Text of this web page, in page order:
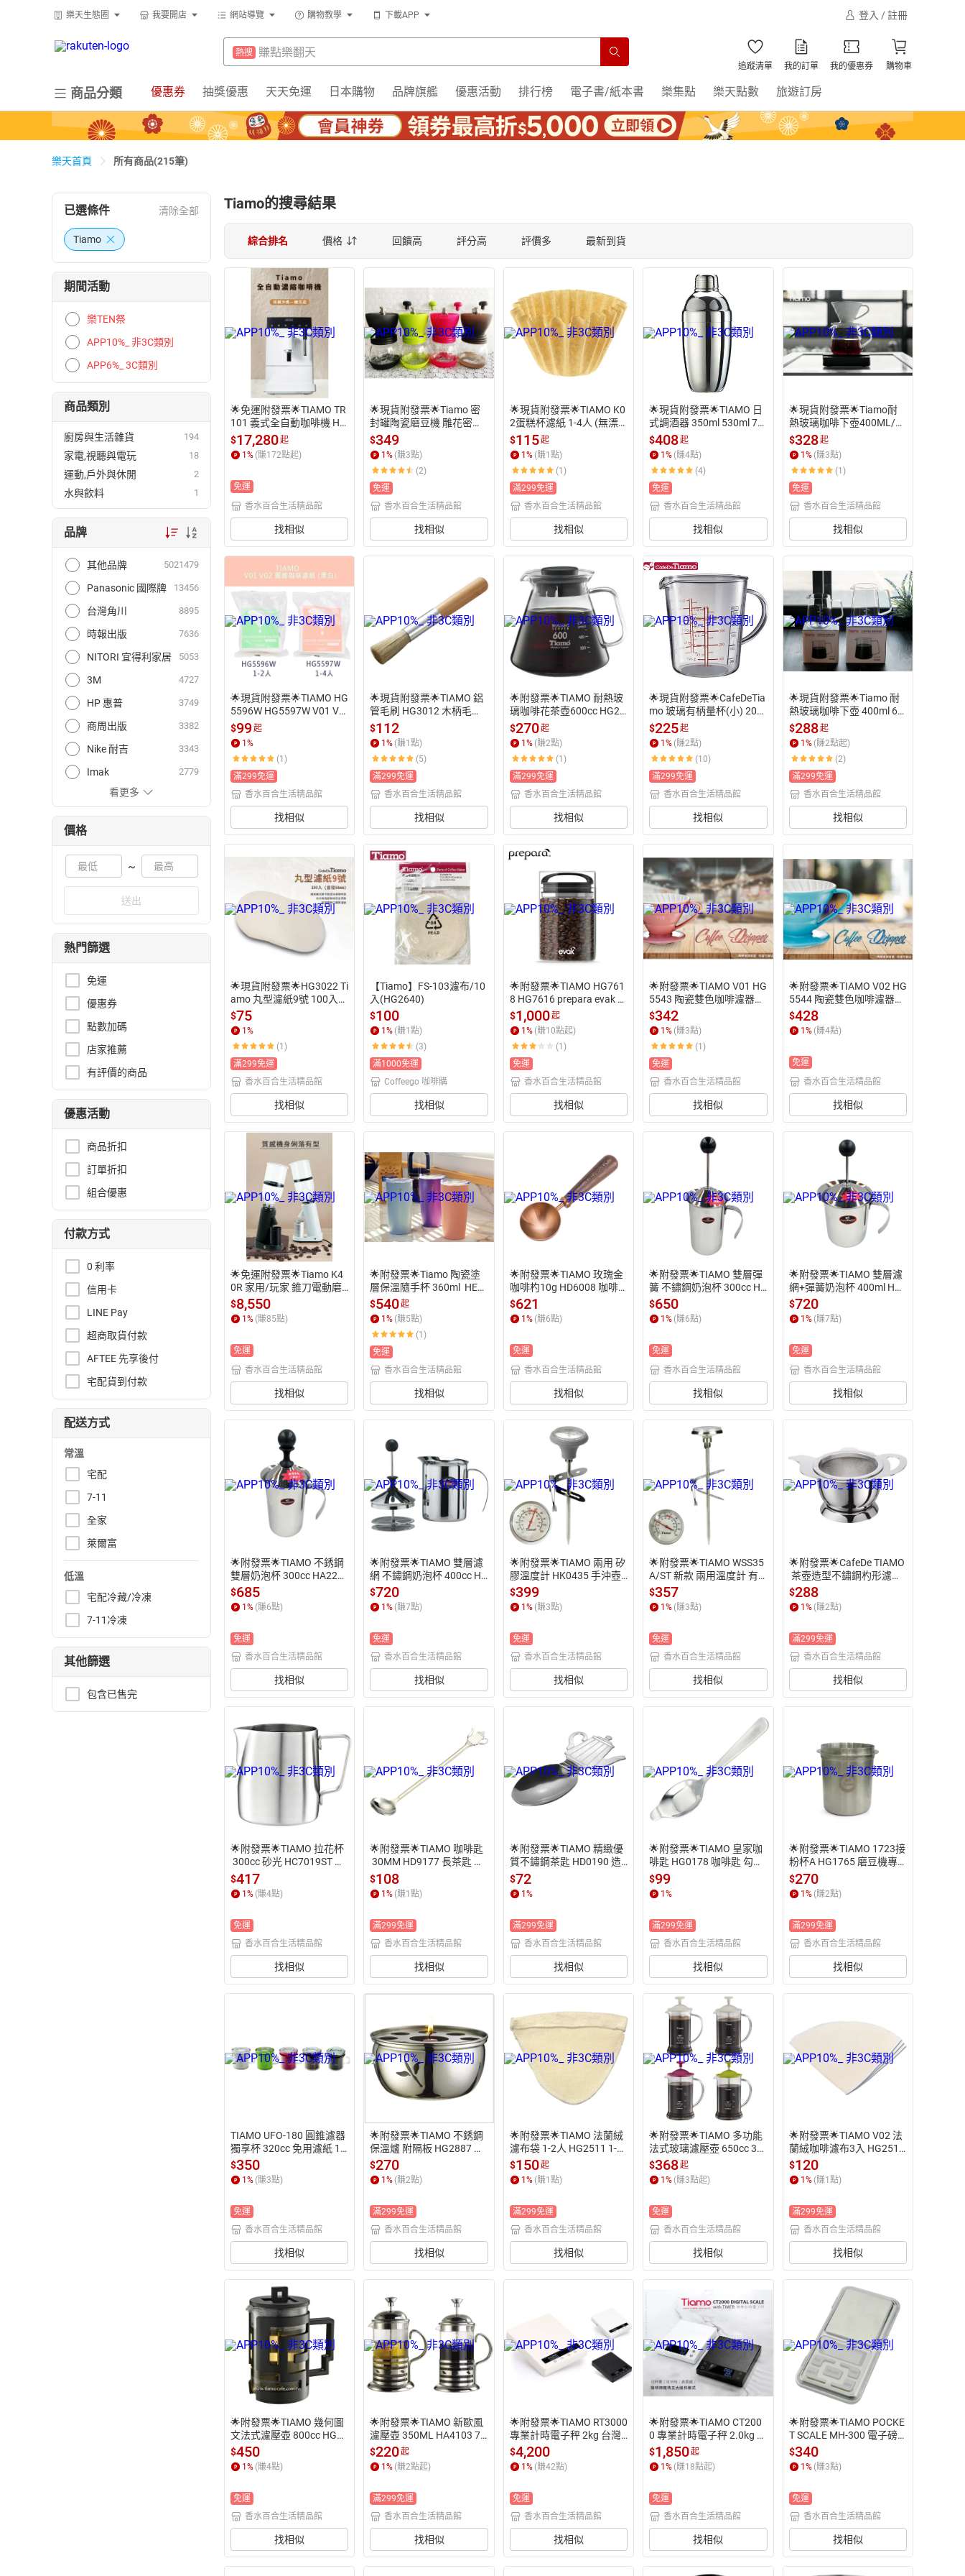
樂天生態圈 我要開店 網站導覽 購物教學 下載APP 登入 / 註冊
防颱專區
熱搜 賺點樂翻天
熱搜 床架
熱搜 電子閱讀器
熱搜 吹風機
熱搜 微波爐
熱門飯店推薦
追蹤清單 我的訂單 我的優惠券 購物車
商品分類 優惠券 抽獎優惠 天天免運 日本購物 品牌旗艦 優惠活動 排行榜 電子書/紙本書 樂集點 樂天點數 旅遊訂房
熱搜 床架
熱搜 電子閱讀器
熱搜 平板電腦
熱搜 吹風機
熱搜 熱門飯店推薦
樂天首頁 所有商品(215筆)
已選條件 清除全部
Tiamo
期間活動
樂TEN祭
APP10%_ 非3C類別
APP6%_ 3C類別
商品類別
廚房與生活雜貨 194
家電,視聽與電玩 18
運動,戶外與休閒 2
水與飲料 1
品牌
其他品牌 5021479
Panasonic 國際牌 13456
台灣角川 8895
時報出版 7636
NITORI 宜得利家居 5053
3M 4727
HP 惠普 3749
商周出版 3382
Nike 耐吉 3343
Imak 2779
看更多
價格
~
送出
熱門篩選
免運
優惠券
點數加碼
店家推薦
有評價的商品
優惠活動
商品折扣
訂單折扣
組合優惠
付款方式
0 利率
信用卡
LINE Pay
超商取貨付款
AFTEE 先享後付
宅配貨到付款
配送方式
常溫
宅配
7-11
全家
萊爾富
低溫
宅配冷藏/冷凍
7-11冷凍
其他篩選
包含已售完
Tiamo的搜尋結果
綜合排名 價格 回饋高 評分高 評價多 最新到貨
🌟免運附發票🌟TIAMO TR
101 義式全自動咖啡機 HG
6464BK HG6464WH 濃縮
咖啡機 義式咖啡機 美式咖
啡機 家用咖啡機 營業用咖
機 全自動義式咖啡機
$17,280起
1% (賺172點起)
免運
香水百合生活精品館
找相似
🌟現貨附發票🌟Tiamo 密
封罐陶瓷磨豆機 雕花密封
罐設計 【Tiamo】0925密
封罐手搖磨豆機-四色(HG6
149) 小磨豆機 不銹鋼磨豆
機 手動磨豆機 手搖磨豆機
咖啡豆研磨器 咖啡磨豆機
咖啡豆磨豆機 平價磨豆機
隨身磨豆機 手搖式磨豆機
露營磨豆機
$349
1% (賺3點)
(2)
免運
香水百合生活精品館
找相似
🌟現貨附發票🌟TIAMO K0
2蛋糕杯濾紙 1-4人 (無漂
白) HG3254 TIAMO K01蛋
糕杯濾紙 1-2人 (無漂白) H
G3253 蛋糕型濾紙 蛋糕濾
紙 梯型濾杯 K型濾紙 波浪
濾紙  蛋糕型咖啡濾紙 蛋糕
型波紋濾紙 手沖濾紙
$115起
1% (賺1點)
(1)
滿299免運
香水百合生活精品館
找相似
🌟現貨附發票🌟TIAMO 日
式調酒器 350ml 530ml 75
0ml HC3132 HC3133  HC3
134 雪克杯 不鏽鋼調酒杯
搖搖杯 雞尾酒搖酒器 Coc
ktail shaker 搖酒器 飲料雪
克杯
$408起
1% (賺4點)
(4)
免運
香水百合生活精品館
找相似
🌟現貨附發票🌟Tiamo耐
熱玻璃咖啡下壺400ML/H
G2184 600ML/HG2185 咖
啡壺 花茶壺 玻璃壺 茶海
咖啡分享壺 手沖壺 咖啡量
杯 拉花杯 拉花缸 手沖下壺
公杯 耐熱壺 耐熱玻璃量杯
手沖量杯 拉花量杯 耐熱量
杯
$328起
1% (賺3點)
(1)
免運
香水百合生活精品館
找相似
🌟現貨附發票🌟TIAMO HG
5596W HG5597W V01 V0
2 圓錐咖啡濾紙 漂白濾紙
圓錐濾紙 咖啡濾紙 濾紙
$99起
1%
(1)
滿299免運
香水百合生活精品館
找相似
🌟現貨附發票🌟TIAMO 鋁
管毛刷 HG3012 木柄毛刷
清潔毛刷 咖啡刷 TIAMO粉
刷 磨豆機粉刷 咖啡粉清潔
刷 原木毛刷 咖啡粉刷 咖啡
豆清潔刷 咖啡豆毛刷
$112
1% (賺1點)
(5)
滿299免運
香水百合生活精品館
找相似
🌟附發票🌟TIAMO 耐熱玻
璃咖啡花茶壺600cc HG22
97 360cc HG2296 咖啡玻
璃壺 茶壺 玻璃花茶壺 玻璃
咖啡壺 耐熱玻璃壺 刻度量
杯 公杯壺 咖啡下壺 手沖下
壺 泡茶壺 咖啡分享壺 玻璃
量杯 耐熱量杯 下午茶壺 冷
水壺
$270起
1% (賺2點)
(1)
滿299免運
香水百合生活精品館
找相似
🌟現貨附發票🌟CafeDeTia
mo 玻璃有柄量杯(小) 200
mlHG2286  500ml HG228
7 TIAMO玻璃量杯 玻璃拉
花杯 拉花缸 公杯 花茶杯
耐熱量杯 咖啡量杯 手沖下
壺 耐熱下壺 料理量杯 手沖
量杯 拉花量杯 耐熱玻璃量
杯
$225起
1% (賺2點)
(10)
滿299免運
香水百合生活精品館
找相似
🌟現貨附發票🌟Tiamo 耐
熱玻璃咖啡下壺 400ml 60
0ml 咖啡壺 花茶壺 玻璃壺
手沖壺 手沖下壺 刻度量杯
耐熱玻璃量杯 耐熱量杯 拉
花杯 拉花缸 公杯壺 花茶杯
HG2186 HG2187 茶海 咖
啡分享壺 掛耳杯 濾掛杯 濾
掛量杯 濾掛咖啡杯掛耳專
用杯 拉花量杯 手沖量杯
$288起
1% (賺2點起)
(2)
滿299免運
香水百合生活精品館
找相似
🌟現貨附發票🌟HG3022 Ti
amo 丸型濾紙9號 100入
直徑68mm 滴漏咖啡濾杯
TIAMO 丸型 圓型 9號濾紙
100入 冰滴濾紙 圓形濾紙
$75
1 %
(1)
滿299免運
香水百合生活精品館
找相似
【Tiamo】FS-103濾布/10
入(HG2640)
$100
1% (賺1點)
(3)
滿1000免運
Coffeego 咖啡購
找相似
🌟附發票🌟TIAMO HG761
8 HG7616 prepara evak 真
空玻璃密封罐 儲物罐 真空
玻璃罐
$1,000起
1 % (賺10點起)
(1)
免運
香水百合生活精品館
找相似
🌟附發票🌟TIAMO V01 HG
5543 陶瓷雙色咖啡濾器組
附滴水盤量匙 咖啡濾杯 手
沖濾杯 陶瓷濾杯 錐形濾杯
濾杯 雙色濾杯
$342
1% (賺3點)
(1)
免運
香水百合生活精品館
找相似
🌟附發票🌟TIAMO V02 HG
5544 陶瓷雙色咖啡濾器組
附滴水盤量匙 咖啡濾杯 手
沖濾杯 陶瓷濾杯 錐形濾杯
濾杯
$428
1 % (賺4點)
免運
香水百合生活精品館
找相似
🌟免運附發票🌟Tiamo K4
0R 家用/玩家 錐刀電動磨
豆機 HG1559BK HG1559
WH 電動研磨機 家用磨豆
機 電動咖啡豆磨豆機 電動
啡豆研磨機
$8,550
1 % (賺85點)
免運
香水百合生活精品館
找相似
🌟附發票🌟Tiamo 陶瓷塗
層保溫隨手杯 360ml  HE5
160 HE5159 咖啡杯 咖啡
保溫杯  咖啡隨行杯 咖啡外
帶杯 咖啡手拿杯 露營杯 露
營鋼杯 陶瓷杯 陶瓷水杯 辦
公杯 保溫咖啡杯 咖啡隨身
杯
$540起
1% (賺5點)
(1)
免運
香水百合生活精品館
找相似
🌟附發票🌟TIAMO 玫瑰金
咖啡杓10g HD6008 咖啡
豆杓 豆勺 咖啡豆匙 木咖啡
勺 豆匙 木杓 量匙 咖啡粉
匙 冰淇淋匙 冰淇淋勺 10
$621
1 % (賺6點)
免運
香水百合生活精品館
找相似
🌟附發票🌟TIAMO 雙層彈
簧 不鏽鋼奶泡杯 300cc HA
2235 奶泡器 手打奶泡杯
拉花奶泡杯 不銹鋼奶泡杯
手沖咖啡 咖啡器具 打奶泡
拉花奶泡杯
$650
1% (賺6點)
免運
香水百合生活精品館
找相似
🌟附發票🌟TIAMO 雙層濾
網+彈簧奶泡杯 400ml HA2
234 泡器 不鏽鋼奶泡杯 手
沖咖啡 手打奶泡杯 拉花奶
泡杯 拉花手打奶泡 咖啡拉
$720
1 % (賺7點)
免運
香水百合生活精品館
找相似
🌟附發票🌟TIAMO 不銹鋼
雙層奶泡杯 300cc HA222
8 奶泡器 不鏽鋼奶泡杯 手
沖咖啡 手打奶泡杯 拉花奶
泡杯 拉花手打奶泡 咖啡拉
$685
1 % (賺6點)
免運
香水百合生活精品館
找相似
🌟附發票🌟TIAMO 雙層濾
網 不鏽鋼奶泡杯 400cc HA
1529 奶泡器 不鏽鋼奶泡杯
手沖咖啡 手打奶泡杯 拉花
奶泡杯 拉花手打奶泡 咖啡
$720
1% (賺7點)
免運
香水百合生活精品館
找相似
🌟附發票🌟TIAMO 兩用 矽
膠溫度計 HK0435 手沖壺
溫度計 咖啡溫度計 拉花杯
專用 烘培溫度計 咖啡配件
拉花杯溫度計
$399
1 % (賺3點)
免運
香水百合生活精品館
找相似
🌟附發票🌟TIAMO WSS35
A/ST 新款 兩用溫度計 有
螺牙 HK0434 咖啡溫度計
拉花杯專用 手沖壺溫度計
拉花杯溫度計 手沖溫度計
計
$357
1% (賺3點)
免運
香水百合生活精品館
找相似
🌟附發票🌟CafeDe TIAMO
茶壺造型不鏽鋼杓形濾網
組附底座 HG2660 濾茶器
濾茶網 茶葉濾網 濾網 濾
茶 不鏽鋼濾網 不鏽鋼濾查
$288
1 % (賺2點)
滿299免運
香水百合生活精品館
找相似
🌟附發票🌟TIAMO 拉花杯
300cc 砂光 HC7019ST 附
刻度 奶泡杯 咖啡拉花杯 打
奶泡 刻度量杯 拉花缸 耐熱
量杯 不鏽鋼量杯 不鏽鋼拉
$417
1% (賺4點)
免運
香水百合生活精品館
找相似
🌟附發票🌟TIAMO 咖啡匙
30MM HD9177 長茶匙 長
匙 牛奶匙 攪拌棒 攪拌匙
造型匙 可愛匙 匙  茶葉匙
另售 杯測匙
$108
1% (賺1點)
滿299免運
香水百合生活精品館
找相似
🌟附發票🌟TIAMO 精緻優
質不鏽鋼茶匙 HD0190 造
型匙 茶壺匙 不鏽鋼餐匙 可
愛匙 花茶匙 料理匙 另售
杯測匙
$72
1%
滿299免運
香水百合生活精品館
找相似
🌟附發票🌟TIAMO 皇家咖
啡匙 HG0178 咖啡匙 勾匙
茶匙 匙 咖啡專用匙 蛋糕
匙 攪拌匙 咖啡專用匙 料理
匙 另售 杯測匙
$99
1%
滿299免運
香水百合生活精品館
找相似
🌟附發票🌟TIAMO 1723接
粉杯A HG1765 磨豆機專
用 咖啡粉杯 咖啡磨豆 磨豆
機接粉 手沖咖啡 不鏽鋼落
粉杯 小鋼杯 小口杯  無耳
接粉杯
$270
1% (賺2點)
滿299免運
香水百合生活精品館
找相似
TIAMO UFO-180 圓錐濾器
獨享杯 320cc 免用濾紙 1-
2杯份 HG2321 HG2323 H
G2324 HG2325 咖啡濾杯
環保濾杯 環保濾器 手沖濾
營濾杯 免用濾紙濾器 沖茶
器 獨享濾杯 免濾紙濾杯 越
南濾杯 旅行濾杯 旅用濾杯
旅用濾器 攜帶式濾器 隨身
攜帶式濾杯 簡易濾器 簡易
濾杯 登山濾杯 隨行濾杯 另
售 仙德曼旅用咖啡沖泡器
CF240
$350
1 % (賺3點)
免運
香水百合生活精品館
找相似
🌟附發票🌟TIAMO 不銹鋼
保溫爐 附隔板 HG2887 加
熱爐 溫茶爐 圓形保溫爐架
登山爐架 圓形爐架 酒精爐
架 烤魚爐架 咖啡爐架 露營
$270
1% (賺2點)
滿299免運
香水百合生活精品館
找相似
🌟附發票🌟TIAMO 法蘭絨
濾布袋 1-2人 HG2511 1-4
人 HG2512 三入 手沖咖啡
濾布 咖啡濾網 濾布手把 咖
啡濾袋 法蘭絨濾袋 環保濾
濾袋
$150起
1 % (賺1 點)
滿299免運
香水百合生活精品館
找相似
🌟附發票🌟TIAMO 多功能
法式玻璃濾壓壺 650cc 30
0cc HG2110 HG2109 咖啡
壺 法式濾壓壺 沖泡壺 泡茶
壺 花茶壺 養生壺 沖茶壺
泡茶杯
$368起
1% (賺3點起)
免運
香水百合生活精品館
找相似
🌟附發票🌟TIAMO V02 法
蘭絨咖啡濾布3入 HG2519
HG2520 法蘭絨濾布 法蘭
絨濾網 手沖濾布 環保濾布
手沖咖啡濾布
$120
1 % (賺1 點)
滿299免運
香水百合生活精品館
找相似
🌟附發票🌟TIAMO 幾何圖
文法式濾壓壺 800cc HG21
15BK HG2115W 法式玻璃
濾壓壺 沖茶器 泡茶壺 花茶
壺 濾壺 沖泡壺 養生壺 養
茶杯
$450
1 % (賺4點)
免運
香水百合生活精品館
找相似
🌟附發票🌟TIAMO 新歐風
濾壓壺 350ML HA4103 70
0ML HA4104 手動奶泡器
沖茶器 咖啡濾壓壺 花茶壺
泡茶壺 沖茶壺 沖泡壺 法式
生壺 養生茶壺 茶水分離杯
玻璃泡茶杯
$220起
1% (賺2點起)
滿299免運
香水百合生活精品館
找相似
🌟附發票🌟TIAMO RT3000
專業計時電子秤 2kg 台灣
製 HK0601 咖啡電子秤 計
時器 料理秤 計重秤 烘焙電
子秤 電子磅秤
$4,200
1 % (賺42點)
免運
香水百合生活精品館
找相似
🌟附發票🌟TIAMO CT200
0 專業計時電子秤 2.0kg V
2.0 版 HK0538 咖啡電子秤
料理秤 計時器 烘焙電子秤
$1,850起
1% (賺18點起)
免運
香水百合生活精品館
找相似
🌟附發票🌟TIAMO POCKE
T SCALE MH-300 電子磅
秤 300g 0.01g 銀 HK0514
S 咖啡電子秤  手工皂電子
秤 咖啡磅秤
$340
1 % (賺3點)
免運
香水百合生活精品館
找相似